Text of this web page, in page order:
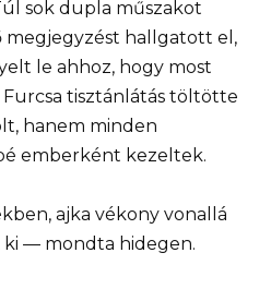
sok dupla műszakot
megjegyzést hallgatott el,
le ahhoz, hogy most
tisztánlátás töltötte
hanem minden
emberként kezeltek.
ajka vékony vonallá
— mondta hidegen.